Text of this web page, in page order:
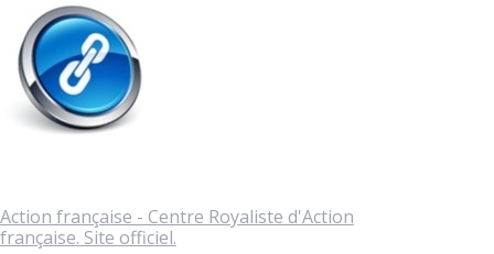
Action française - Centre Royaliste d'Action
française. Site officiel.